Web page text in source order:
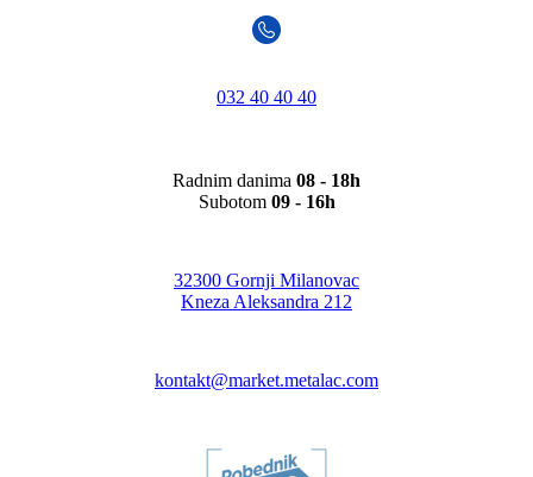
032 40 40 40
Radnim danima 08 - 18h
Subotom 09 - 16h
32300 Gornji Milanovac
Kneza Aleksandra 212
kontakt@market.metalac.com